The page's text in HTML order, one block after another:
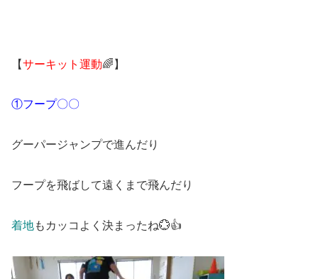
【サーキット運動🌈】
①フープ〇〇
グーパージャンプで進んだり
フープを飛ばして遠くまで飛んだり
着地もカッコよく決まったね💮👍